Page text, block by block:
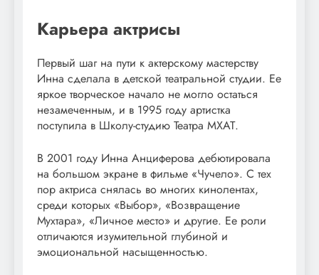
Карьера актрисы
Первый шаг на пути к актерскому мастерству
Инна сделала в детской театральной студии. Ее
яркое творческое начало не могло остаться
незамеченным, и в 1995 году артистка
поступила в Школу-студию Театра МХАТ.
В 2001 году Инна Анциферова дебютировала
на большом экране в фильме «Чучело». С тех
пор актриса снялась во многих кинолентах,
среди которых «Выбор», «Возвращение
Мухтара», «Личное место» и другие. Ее роли
отличаются изумительной глубиной и
эмоциональной насыщенностью.